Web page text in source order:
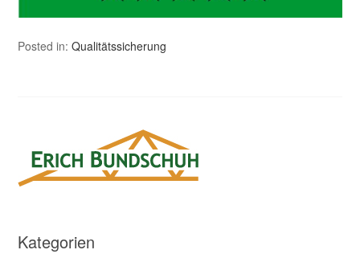
Posted in:Qualitätssicherung
Kategorien